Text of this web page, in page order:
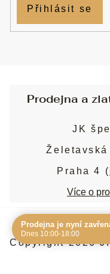
Přihlásit se
Prodejna a
JK
Želetavská
Praha 4 (
Více o
Copyright 2026
Prodejna je nyní
Dnes 10:00-18:00
Navštivte nás
Čas